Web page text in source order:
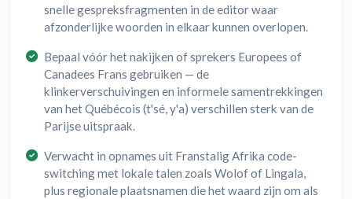
snelle gespreksfragmenten in de editor waar
afzonderlijke woorden in elkaar kunnen overlopen.
Bepaal vóór het nakijken of sprekers Europees of
Canadees Frans gebruiken — de
klinkerverschuivingen en informele samentrekkingen
van het Québécois (t'sé, y'a) verschillen sterk van de
Parijse uitspraak.
Verwacht in opnames uit Franstalig Afrika code-
switching met lokale talen zoals Wolof of Lingala,
plus regionale plaatsnamen die het waard zijn om als